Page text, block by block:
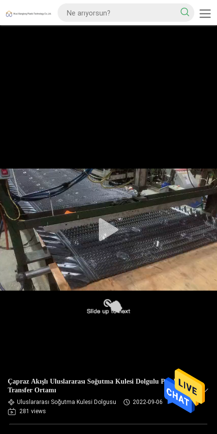
Çapraz Akışlı Uluslararası Soğutma Kulesi Dolgulu Pvc Isı
Transfer Ortamı
Uluslararası Soğutma Kulesi Dolgusu
2022-09-06
281 views